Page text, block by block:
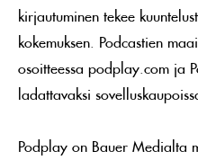
kirjautuminen tekee
kokemuksen. Podcastien
osoitteessa podplay.com ja
ladattavaksi
Podplay on Bauer Medialta